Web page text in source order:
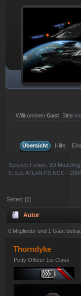
WillkommenGast . Bitte
Übersicht
Hilfe
Science Fiction, 3D
U.S.S. ATLANTIS NCC -
Seiten: [1]
Autor
0 Mitglieder und 1 Gast
Thorndyke
Petty Officer 1st Class